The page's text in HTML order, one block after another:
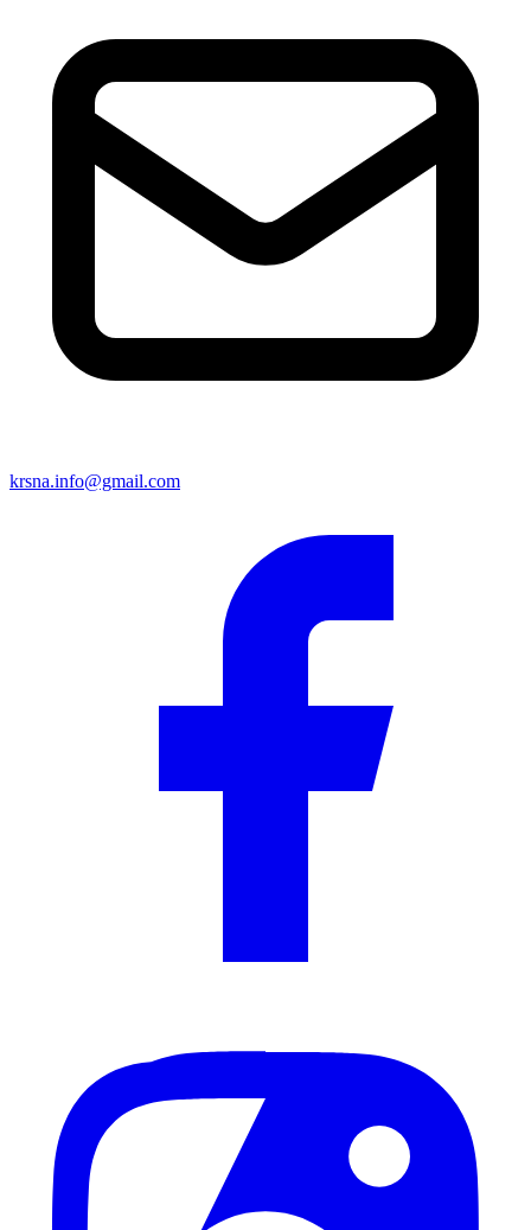
krsna.info@gmail.com